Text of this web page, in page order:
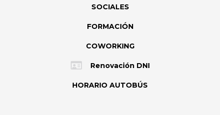
SOCIALES
FORMACIÓN
COWORKING
Renovación DNI
HORARIO AUTOBÚS